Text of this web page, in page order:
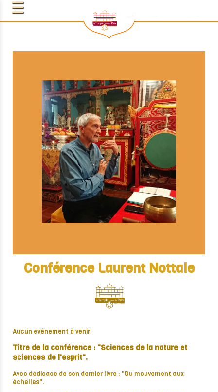
Conférence Laurent Nottale
Aucun événement à venir.
Titre de la conférence : "Sciences de la nature et
sciences de l'esprit".
Avec dédicace de son dernier livre : "Du mouvement aux
échelles".